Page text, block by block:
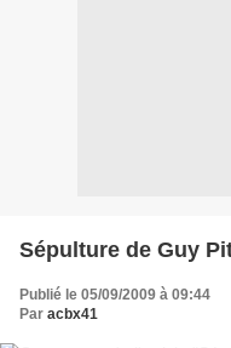
Sépulture de Guy
Publié le 05/09/2009 à 09:44
Par acbx41